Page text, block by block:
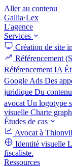
Aller au contenu
Gallia·Lex
L'agence
Services
Création de site
Référencement
Référencement IA
Google Ads Des
juridique Du
avocat Un logotype
visuelle Charte
Études de cas
Avocat à
Identité visuelle
fiscaliste.
Ressources